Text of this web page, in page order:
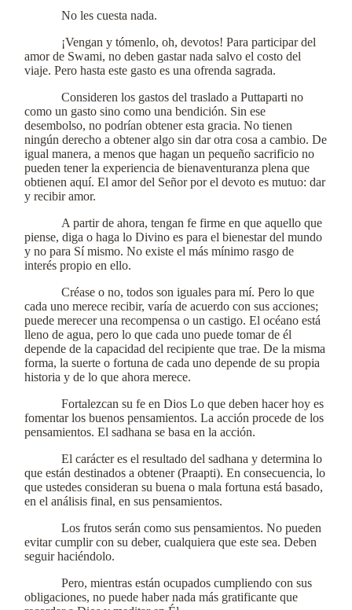
No les cuesta nada.
¡Vengan y tómenlo, oh, devotos! Para participar del
amor de Swami, no deben gastar nada salvo el costo del
viaje. Pero hasta este gasto es una ofrenda sagrada.
Consideren los gastos del traslado a Puttaparti no
como un gasto sino como una bendición. Sin ese
desembolso, no podrían obtener esta gracia. No tienen
ningún derecho a obtener algo sin dar otra cosa a cambio. De
igual manera, a menos que hagan un pequeño sacrificio no
pueden tener la experiencia de bienaventuranza plena que
obtienen aquí. El amor del Señor por el devoto es mutuo: dar
y recibir amor.
A partir de ahora, tengan fe firme en que aquello que
piense, diga o haga lo Divino es para el bienestar del mundo
y no para Sí mismo. No existe el más mínimo rasgo de
interés propio en ello.
Créase o no, todos son iguales para mí. Pero lo que
cada uno merece recibir, varía de acuerdo con sus acciones;
puede merecer una recompensa o un castigo. El océano está
lleno de agua, pero lo que cada uno puede tomar de él
depende de la capacidad del recipiente que trae. De la misma
forma, la suerte o fortuna de cada uno depende de su propia
historia y de lo que ahora merece.
Fortalezcan su fe en Dios Lo que deben hacer hoy es
fomentar los buenos pensamientos. La acción procede de los
pensamientos. El sadhana se basa en la acción.
El carácter es el resultado del sadhana y determina lo
que están destinados a obtener (Praapti). En consecuencia, lo
que ustedes consideran su buena o mala fortuna está basado,
en el análisis final, en sus pensamientos.
Los frutos serán como sus pensamientos. No pueden
evitar cumplir con su deber, cualquiera que este sea. Deben
seguir haciéndolo.
Pero, mientras están ocupados cumpliendo con sus
obligaciones, no puede haber nada más gratificante que